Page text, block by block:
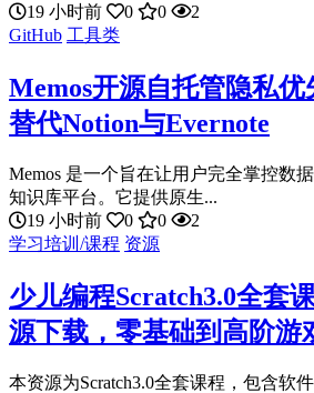
19 小时前
0 0
2
GitHub 工具类
Memos开源自托管隐私优
替代Notion与Evernote
Memos 是一个旨在让用户完全掌控数
知识库平台。它提供原生...
19 小时前
0 0
2
学习培训/课程 资源
少儿编程Scratch3.0全套
源下载，零基础到高阶游
本资源为Scratch3.0全套课程，包含软